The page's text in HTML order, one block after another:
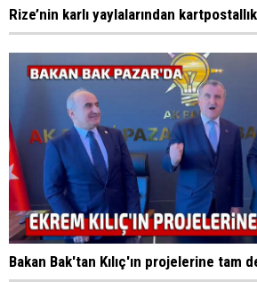
Rize’nin karlı yaylalarından
Bakan Bak'tan Kılıç'ın projelerine tam